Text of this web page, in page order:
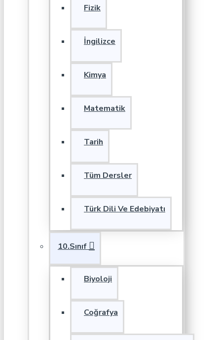
Fizik
İngilizce
Kimya
Matematik
Tarih
Tüm Dersler
Türk Dili Ve Edebiyatı
10.Sınıf
Biyoloji
Coğrafya